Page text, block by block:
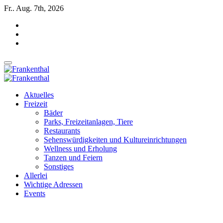
Zum
springen
Fr.. Aug. 7th, 2026
INSIDE FRANKENTHAL
INSIDE FRANKENTHAL
Aktuelles
Freizeit
Bäder
Parks, Freizeitanlagen, Tiere
Restaurants
Sehenswürdigkeiten und Kultureinrichtungen
Wellness und Erholung
Tanzen und Feiern
Sonstiges
Allerlei
Wichtige Adressen
Events